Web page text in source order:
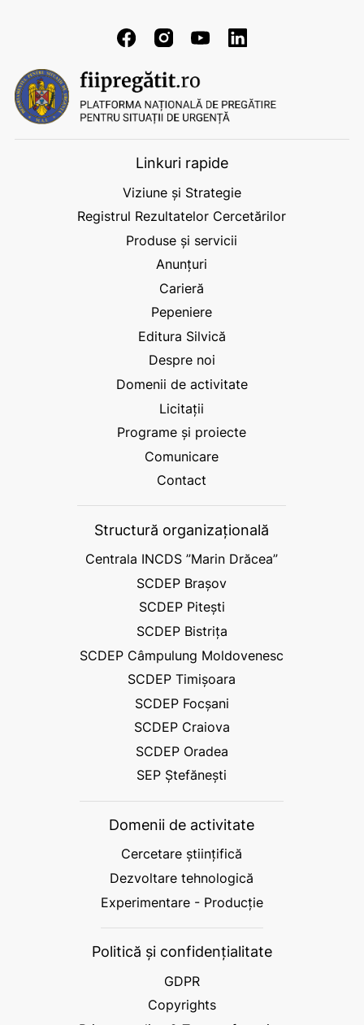
Linkuri rapide
Viziune și Strategie
Registrul Rezultatelor Cercetărilor
Produse și servicii
Anunțuri
Carieră
Pepeniere
Editura Silvică
Despre noi
Domenii de activitate
Licitații
Programe și proiecte
Comunicare
Contact
Structură organizațională
Centrala INCDS ”Marin Drăcea”
SCDEP Brașov
SCDEP Pitești
SCDEP Bistrița
SCDEP Câmpulung Moldovenesc
SCDEP Timișoara
SCDEP Focșani
SCDEP Craiova
SCDEP Oradea
SEP Ștefănești
Domenii de activitate
Cercetare științifică
Dezvoltare tehnologică
Experimentare - Producție
Politică și confidențialitate
GDPR
Copyrights